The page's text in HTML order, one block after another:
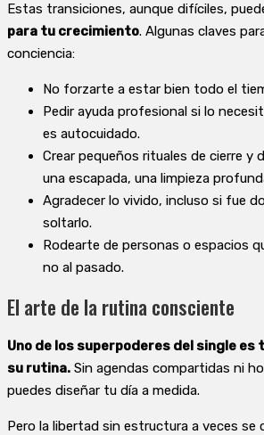
Estas transiciones, aunque difíciles,
para tu crecimiento. Algunas claves
conciencia:
No forzarte a estar bien todo el
Pedir ayuda profesional si lo
es autocuidado.
Crear pequeños rituales de cierre y
una escapada, una limpieza
Agradecer lo vivido, incluso si fue
soltarlo.
Rodearte de personas o espacios
no al pasado.
El arte de la rutina consciente
Uno de los superpoderes del single
su rutina. Sin agendas compartidas ni
puedes diseñar tu día a medida.
Pero la libertad sin estructura a veces se